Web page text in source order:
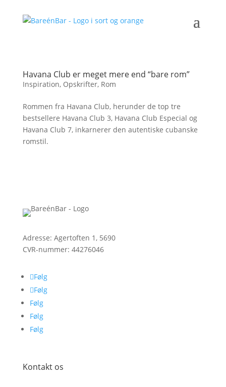
Havana Club er meget mere end “bare rom”
Inspiration, Opskrifter, Rom
Rommen fra Havana Club, herunder de top tre
bestsellere Havana Club 3, Havana Club Especial og
Havana Club 7, inkarnerer den autentiske cubanske
romstil.
Adresse: Agertoften 1, 5690
CVR-nummer: 44276046
Følg
Følg
Følg
Følg
Følg
Kontakt os